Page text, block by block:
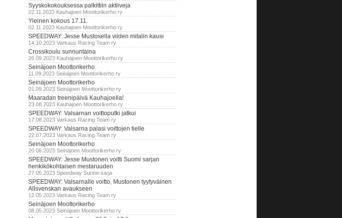
Syyskokokouksessa palkittiin aktiiveja
22.11.2023 Kauhajoen Moottorikerho ry
Yleinen kokous 17.11.
02.11.2023 Kauhajoen Moottorikerho ry
SPEEDWAY: Jesse Mustosella viiden mitalin kausi
14.10.2023 Varkaus Racing Team ry
Crossikoulu sunnuntaina
26.09.2023 Kauhajoen Moottorikerho ry
Seinäjoen Moottorikerho
11.09.2023 Seinäjoen Moottorikerho ry
Seinäjoen Moottorikerho
01.09.2023 Seinäjoen Moottorikerho ry
Maaradan treenipäivä Kauhajoella!
23.08.2023 Kauhajoen Moottorikerho ry
SPEEDWAY: Valsarnan voittoputki jatkui
17.08.2023 Varkaus Racing Team ry
SPEEDWAY: Valsarna palasi voittojen tielle
22.07.2023 Varkaus Racing Team ry
Seinäjoen Moottorikerho
20.06.2023 Seinäjoen Moottorikerho ry
SPEEDWAY: Jesse Mustonen voitti Suomi sarjan
henkikökohtaisen mestaruuden
27.05.2023 Speedway Suomi-sarja
SPEEDWAY: Valsarnalle voitto, Mustonen tyytyväinen
Allsvenskan avaukseen
12.05.2023 Varkaus Racing Team ry
Seinäjoen Moottorikerho
08.05.2023 Seinäjoen Moottorikerho ry